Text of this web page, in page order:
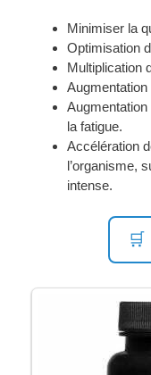
Minimiser la
Optimisation
Multiplication
Augmentation
Augmentation
la fatigue.
Accélération
l’organisme,
intense.